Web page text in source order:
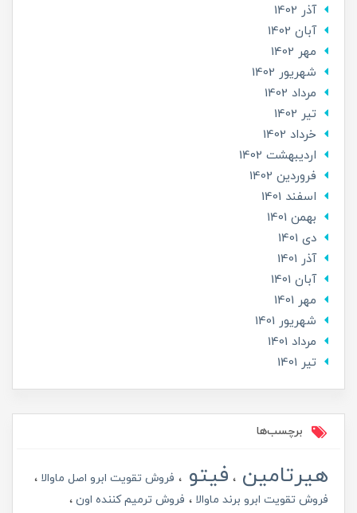
آذر 1402
آبان 1402
مهر 1402
شهریور 1402
مرداد 1402
تير 1402
خرداد 1402
ارديبهشت 1402
فروردین 1402
اسفند 1401
بهمن 1401
دی 1401
آذر 1401
آبان 1401
مهر 1401
شهریور 1401
مرداد 1401
تير 1401
برچسب‌ها
هیرتامین فیتو
فروش تقویت ابرو اصل ماوالا
فروش تقویت ابرو برند ماوالا
فروش ترمیم کننده اون